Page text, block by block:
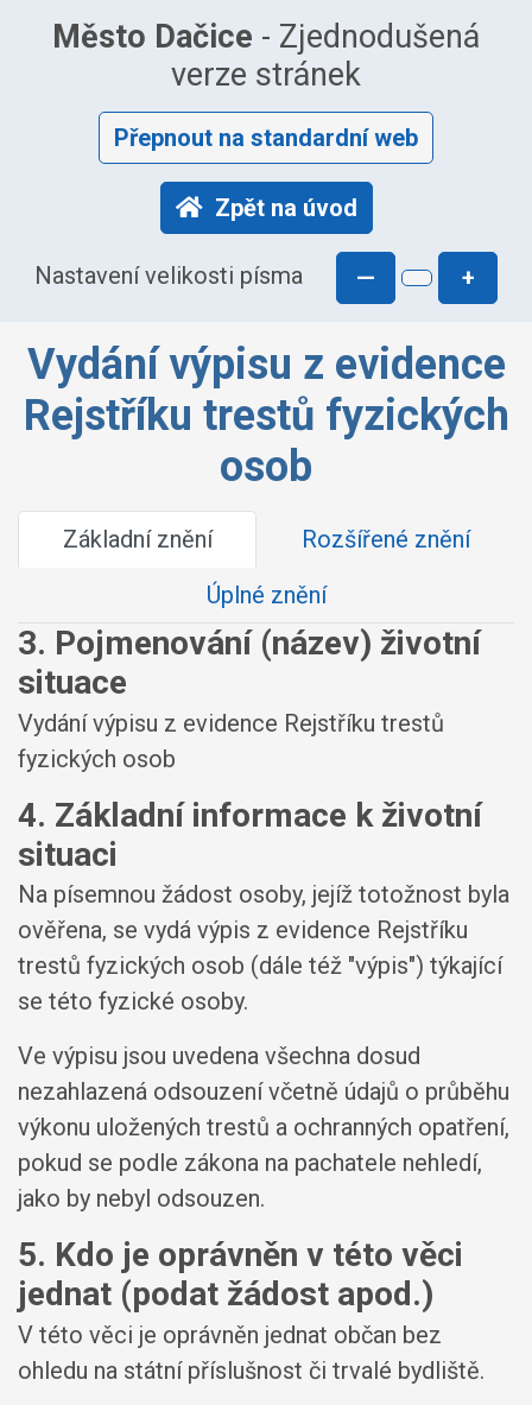
Město Dačice - Zjednodušená
verze stránek
Přepnout na standardní web
Zpět na úvod
Nastavení velikosti písma — +
Vydání výpisu z evidence
Rejstříku trestů fyzických
osob
Základní znění
Rozšířené znění
Úplné znění
3. Pojmenování (název) životní
situace
Vydání výpisu z evidence Rejstříku trestů
fyzických osob
4. Základní informace k životní
situaci
Na písemnou žádost osoby, jejíž totožnost byla
ověřena, se vydá výpis z evidence Rejstříku
trestů fyzických osob (dále též "výpis") týkající
se této fyzické osoby.
Ve výpisu jsou uvedena všechna dosud
nezahlazená odsouzení včetně údajů o průběhu
výkonu uložených trestů a ochranných opatření,
pokud se podle zákona na pachatele nehledí,
jako by nebyl odsouzen.
5. Kdo je oprávněn v této věci
jednat (podat žádost apod.)
V této věci je oprávněn jednat občan bez
ohledu na státní příslušnost či trvalé bydliště.